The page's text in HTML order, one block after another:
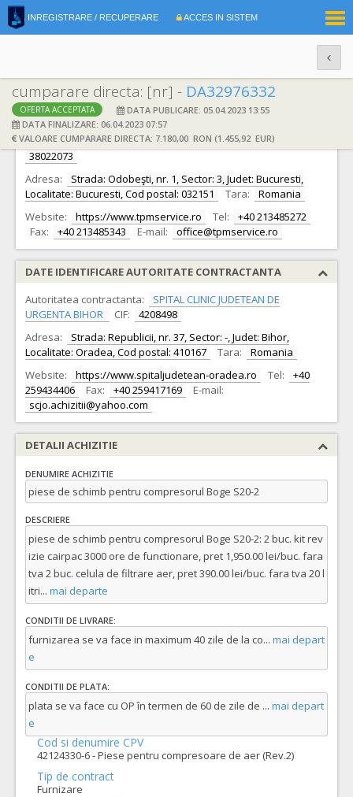
INREGISTRARE / RECUPERARE ACCES IN SISTEM
cumparare directa: [nr] - DA32976332
OFERTA ACCEPTATA
DATA PUBLICARE: 05.04.2023 13:55
DATA FINALIZARE: 06.04.2023 07:57
VALOARE CUMPARARE DIRECTA: 7.180,00 RON (1.455,92 EUR)
DATE IDENTIFICARE OFERTANT
Ofertant: S.C. Tehnoplus Medical Service S.R.L.
CIF:
38022073
Adresa:
Strada: Odobeşti, nr. 1, Sector: 3, Judet: Bucuresti,
Localitate: Bucuresti, Cod postal: 032151
Tara:
Romania
Website:
https://www.tpmservice.ro Tel:
+40 213485272
Fax:
+40 213485343 E-mail: office@tpmservice.ro
DATE IDENTIFICARE AUTORITATE CONTRACTANTA
Autoritatea contractanta:
SPITAL CLINIC JUDETEAN DE
URGENTA BIHOR
CIF:
4208498
Adresa:
Strada: Republicii, nr. 37, Sector: -, Judet: Bihor,
Localitate: Oradea, Cod postal: 410167
Tara:
Romania
Website:
https://www.spitaljudetean-oradea.ro Tel:
+40
259434406
Fax: +40 259417169
E-mail:
scjo.achizitii@yahoo.com
DETALII ACHIZITIE
DENUMIRE ACHIZITIE
piese de schimb pentru compresorul Boge S20-2
DESCRIERE
piese de schimb pentru compresorul Boge S20-2: 2 buc. kit rev
izie cairpac 3000 ore de functionare, pret 1,950.00 lei/buc. fara
tva 2 buc. celula de filtrare aer, pret 390.00 lei/buc. fara tva 20 l
itri... mai departe
CONDITII DE LIVRARE:
furnizarea se va face in maximum 40 zile de la co... mai depart
e
CONDITII DE PLATA:
plata se va face cu OP în termen de 60 de zile de ... mai depart
e
Cod si denumire CPV
42124330-6 - Piese pentru compresoare de aer (Rev.2)
Tip de contract
Furnizare